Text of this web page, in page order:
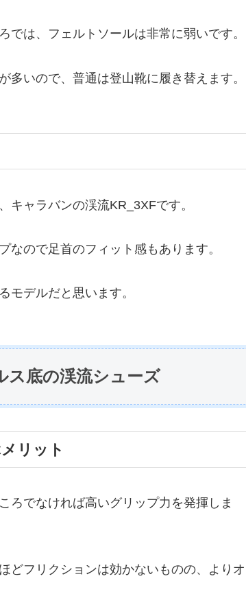
は、フェルトソールは非常に弱いです。
多いので、普通は登山靴に履き替えます。
キャラバンの渓流KR_3XFです。
なので足首のフィット感もあります。
モデルだと思います。
ス底の渓流シューズ
リット
ろでなければ高いグリップ力を発揮しま
どフリクションは効かないものの、よりオ